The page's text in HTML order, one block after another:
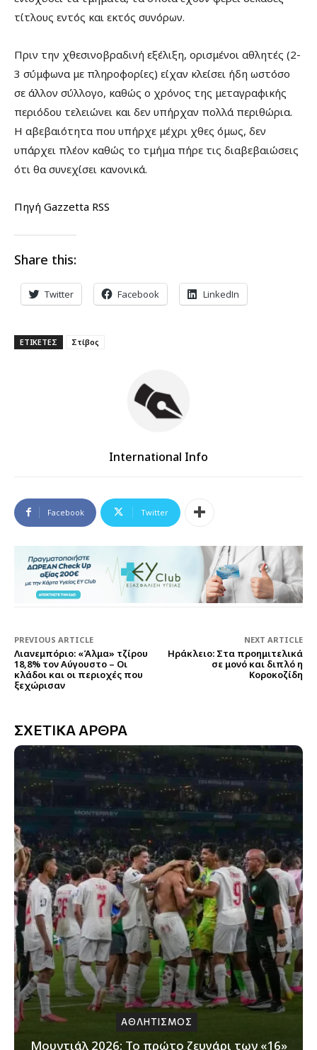
τίτλους εντός και εκτός συνόρων.
Πριν την χθεσινοβραδινή εξέλιξη, ορισμένοι αθλητές (2-
3 σύμφωνα με πληροφορίες) είχαν κλείσει ήδη ωστόσο
σε άλλον σύλλογο, καθώς ο χρόνος της μεταγραφικής
περιόδου τελειώνει και δεν υπήρχαν πολλά περιθώρια.
Η αβεβαιότητα που υπήρχε μέχρι χθες όμως, δεν
υπάρχει πλέον καθώς το τμήμα πήρε τις διαβεβαιώσεις
ότι θα συνεχίσει κανονικά.
Πηγή Gazzetta RSS
Share this:
Twitter Facebook LinkedIn
ΕΤΙΚΕΤΕΣ Στίβος
International Info
Facebook Twitter
PREVIOUS ARTICLE
Λιανεμπόριο: «Άλμα» τζίρου
18,8% τον Αύγουστο – Οι
κλάδοι και οι περιοχές που
ξεχώρισαν
NEXT ARTICLE
Ηράκλειο: Στα προημιτελικά
σε μονό και διπλό η
Κοροκοζίδη
ΣΧΕΤΙΚΑ ΑΡΘΡΑ
ΑΘΛΗΤΙΣΜΟΣ
Μουντιάλ 2026: Το πρώτο ζευγάρι των «16»